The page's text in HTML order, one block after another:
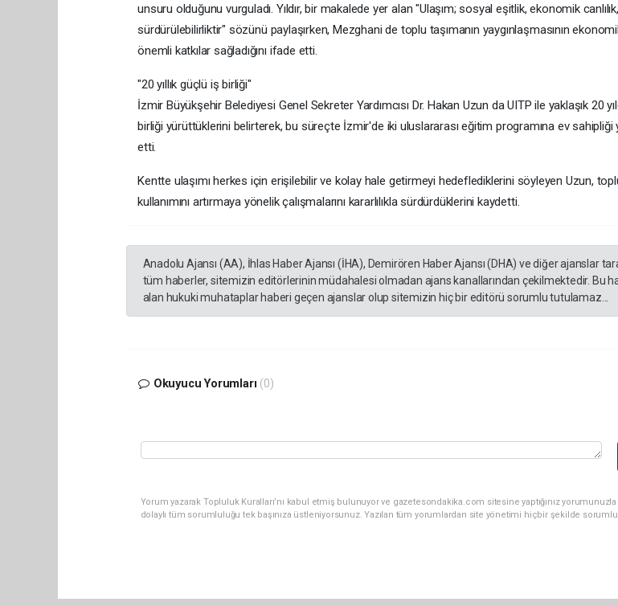
unsuru olduğunu vurguladı. Yıldır, bir makalede yer alan "Ulaşım; sosyal eşitlik, ekonomik
sürdürülebilirliktir" sözünü paylaşırken, Mezghani de toplu taşımanın yaygınlaşmasının
önemli katkılar sağladığını ifade etti.
"20 yıllık güçlü iş birliği"
İzmir Büyükşehir Belediyesi Genel Sekreter Yardımcısı Dr. Hakan Uzun da UITP ile yaklaşık 20
birliği yürüttüklerini belirterek, bu süreçte İzmir'de iki uluslararası eğitim programına ev sahipliği
etti.
Kentte ulaşımı herkes için erişilebilir ve kolay hale getirmeyi hedeflediklerini söyleyen Uzun,
kullanımını artırmaya yönelik çalışmalarını kararlılıkla sürdürdüklerini kaydetti.
Anadolu Ajansı (AA), İhlas Haber Ajansı (İHA), Demirören Haber Ajansı (DHA) ve diğer ajanslar
tüm haberler, sitemizin editörlerinin müdahalesi olmadan ajans kanallarından çekilmektedir. Bu
alan hukuki muhataplar haberi geçen ajanslar olup sitemizin hiç bir editörü sorumlu tutulamaz...
Okuyucu Yorumları (0)
Yorum yazarak Topluluk Kuralları’nı kabul etmiş bulunuyor ve gazetesondakika.com sitesine yaptığınız
dolaylı tüm sorumluluğu tek başınıza üstleniyorsunuz. Yazılan tüm yorumlardan site yönetimi hiçbir şekilde